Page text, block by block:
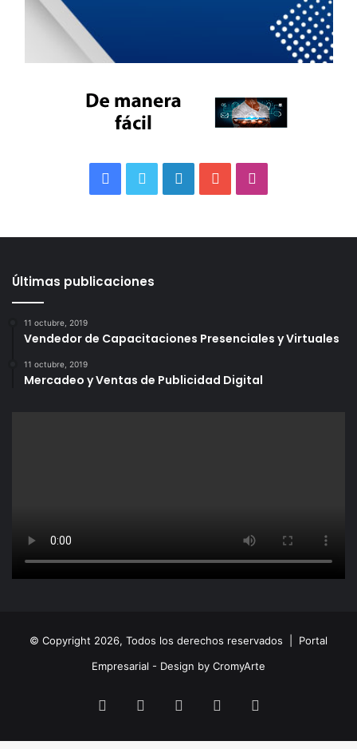
Facebook
Twitter LinkedInYouTube
Últimas publicaciones
11 octubre, 2019
Vendedor de Capacitaciones Presenciales y Virtuales
11 octubre, 2019
Mercadeo y Ventas de Publicidad Digital
© Copyright 2026, Todos los derechos reservados | Portal
Empresarial - Design by CromyArte
FacebookTwitter LinkedInYouTube